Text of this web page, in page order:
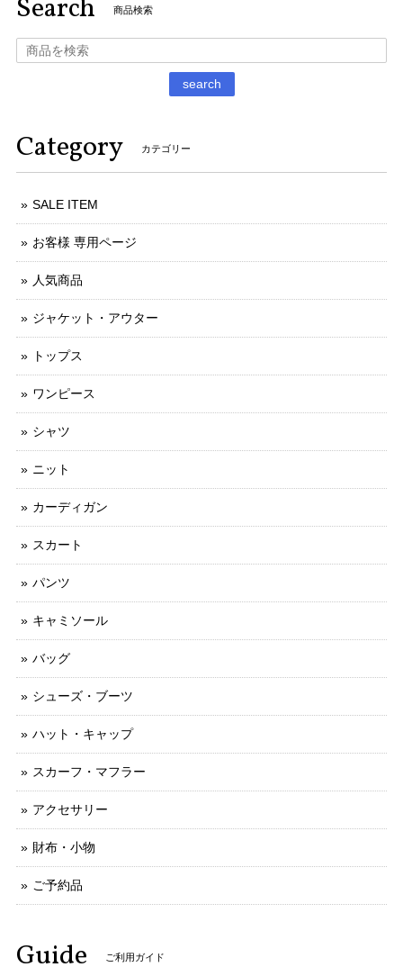
Search 商品検索
search
Category カテゴリー
SALE ITEM
お客様 専用ページ
人気商品
ジャケット・アウター
トップス
ワンピース
シャツ
ニット
カーディガン
スカート
パンツ
キャミソール
バッグ
シューズ・ブーツ
ハット・キャップ
スカーフ・マフラー
アクセサリー
財布・小物
ご予約品
Guide ご利用ガイド